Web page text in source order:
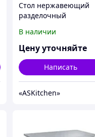
Стол нержавеющий
разделочный
полки ASKitchen ASKO-
10/6
В наличии
Цену уточняйте
Написать
«ASKitсhen»